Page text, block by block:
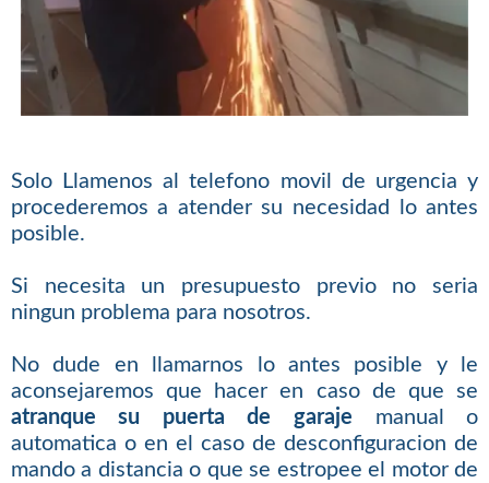
Solo Llamenos al telefono movil de urgencia y
procederemos a atender su necesidad lo antes
posible.
Si necesita un presupuesto previo no seria
ningun problema para nosotros.
No dude en llamarnos lo antes posible y le
aconsejaremos que hacer en caso de que se
atranque su puerta de garaje manual o
automatica o en el caso de desconfiguracion de
mando a distancia o que se estropee el motor de